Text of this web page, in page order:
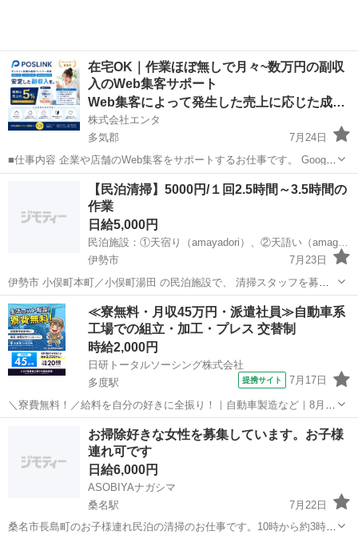
在宅OK｜作業ほぼ無しで月々~数万円の副収
入のWeb集客サポート
Web集客によって発生した売上に応じた成果報酬
株式会社エンタ
多気郡
7月24日
■仕事内容 企業や店舗のWeb集客をサポートするお仕事です。 Google
を活用した「Web上の店舗情報」の登録・初期設定を行っていただき
が行うため...
その他 Web
【民泊清掃】5000円/１回2.5時間～3.5時間の
作業
日給5,000円
民泊施設：①天宿り（amayadori）、②天語い（amagoi）
伊勢市
7月23日
伊勢市 小俣町本町／小俣町湯田 の民泊施設で、 清掃スタッフを募集
しています。 丁寧にお部屋を整えていただける方と、 長期で安心して
お付き合いできれば嬉しいです。 勤務日程は、ご応募いただいた方と
相談しながら...
三重 伊勢市 その他
≪寮無料・月収45万円・派遣社員≫自動車系
工場での組立・加工・プレス 交替制
時給2,000円
日研トータルソーシング株式会社
多度駅
提携サイト 7月17日
＼寮費無料！／給料を自分の好きに全振り！｜自動車製造など｜8月入
社特典最大20万円！｜入社から半年後には時給2,050円！さらに長く働
場でのミニバン・SUV...
いなべ市 多度駅 その他
お掃除好きな女性を募集しています。お子様
連れ可です
日給6,000円
ASOBIYAナガシマ
桑名駅
7月22日
桑名市長島町のお子様連れ民泊の清掃のお仕事です。10時から約3時